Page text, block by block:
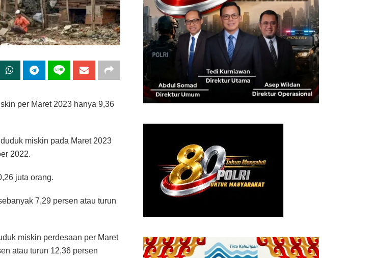
per Maret 2023 hanya 9,36
miskin pada Maret 2023
2022.
juta orang.
7,29 persen atau turun
miskin perdesaan per Maret
atau turun 12,36 persen